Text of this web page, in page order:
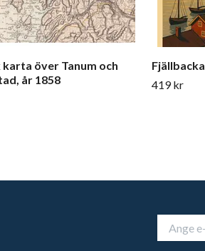
över Tanum och
år 1858
Fjällbacka
419 kr